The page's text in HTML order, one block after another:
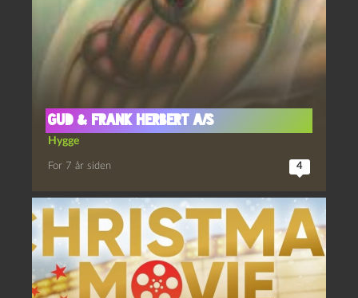
Gud & Frank Herbert a/s
Hygge
For 7 år siden 4